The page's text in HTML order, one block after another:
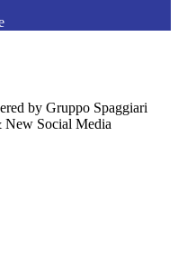
by Gruppo Spaggiari
New Social Media